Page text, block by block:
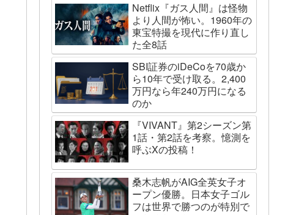
Netflix『ガス人間』は怪物
より人間が怖い。1960年の
東宝特撮を現代に作り直し
た全8話
SBI証券のiDeCoを70歳か
ら10年で受け取る。2,400
万円なら年240万円になる
のか
『VIVANT』第2シーズン第
1話・第2話を考察。憶測を
呼ぶXの投稿！
桑木志帆がAIG全英女子オ
ープン優勝。日本女子ゴル
フは世界で勝つのが特別で